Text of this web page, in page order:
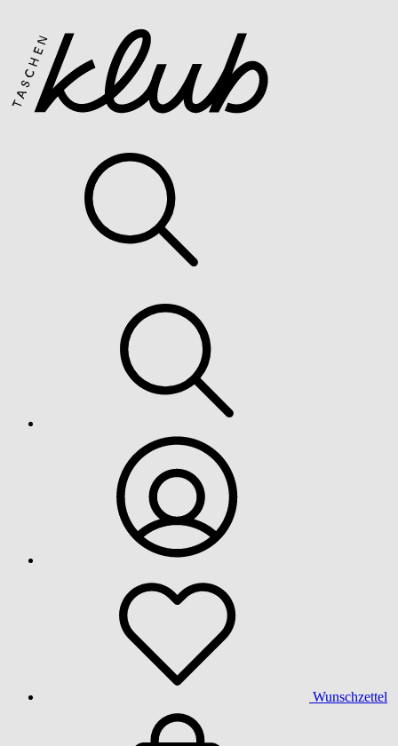
Wunschzettel